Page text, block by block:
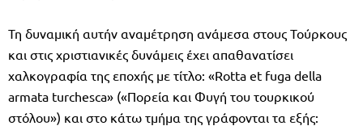
Τη δυναμική αυτήν αναμέτρηση ανάμεσα στους Τούρκους
και στις χριστιανικές δυνάμεις έχει απαθανατίσει
χαλκογραφία της εποχής με τίτλο: «Rotta et fuga della
armata turchesca» («Πορεία και Φυγή του τουρκικού
στόλου») και στο κάτω τμήμα της γράφονται τα εξής: